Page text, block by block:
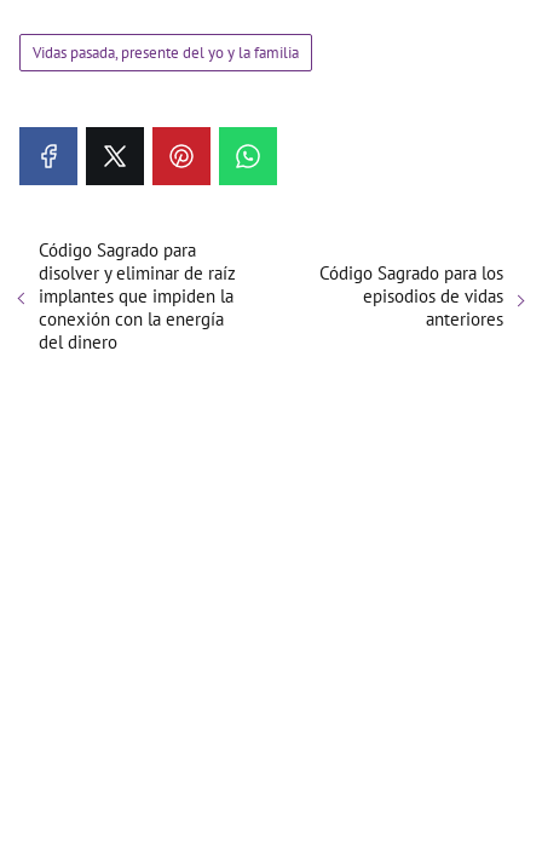
Vidas pasada, presente del yo y la familia
Código Sagrado para
disolver y eliminar de raíz
implantes que impiden la
conexión con la energía
del dinero
Código Sagrado para los
episodios de vidas
anteriores